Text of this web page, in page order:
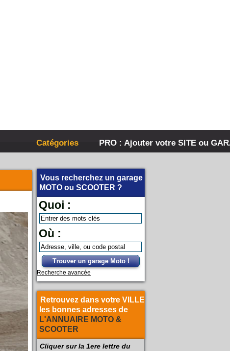
Catégories PRO : Ajouter votre SITE ou
Vous recherchez un garage
MOTO ou SCOOTER ?
Quoi :
Où :
Trouver un garage Moto !
Recherche avancée
Retrouvez dans votre VILLE
les bonnes adresses de
L'ANNUAIRE MOTO &
SCOOTER
Cliquer sur la 1ere lettre du